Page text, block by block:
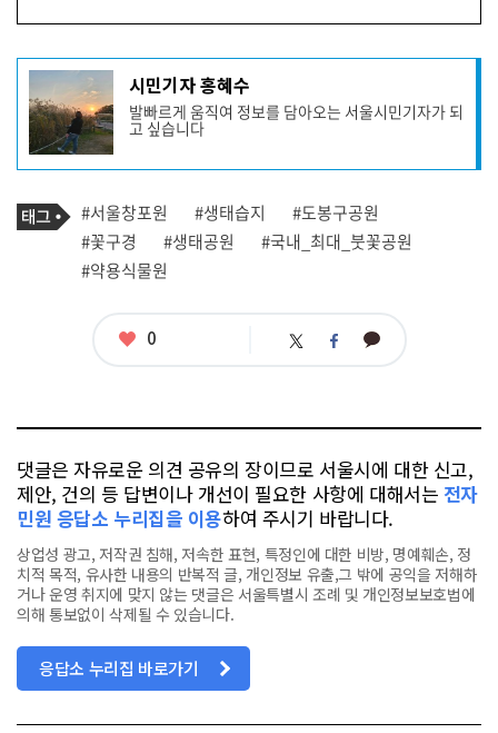
기
사
작
성
자
프
필
시민기자 홍혜수
발빠르게 움직여 정보를 담아오는 서울시민기자가 되
고 싶습니다
기
사
관
련
태
태
그
#서울창포원 #생태습지
#도봉구공원
#꽃구경
#생태공원
#국내_최대_붓꽃공원
#약용식물원
좋
0 트 페 카
댓글은 자유로운 의견 공유의 장이므로 서울시에 대한 신고,
제안, 건의 등 답변이나 개선이 필요한 사항에 대해서는 전자
민원 응답소 누리집을 이용하여 주시기 바랍니다.
상업성 광고, 저작권 침해, 저속한 표현, 특정인에 대한 비방, 명예훼손, 정
치적 목적, 유사한 내용의 반복적 글, 개인정보 유출,그 밖에 공익을 저해하
거나 운영 취지에 맞지 않는 댓글은 서울특별시 조례 및 개인정보보호법에
의해 통보없이 삭제될 수 있습니다.
응답소 누리집 바로가기